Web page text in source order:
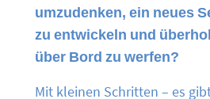
umzudenken, ein neues
zu entwickeln und
über Bord zu werfen?
Mit kleinen Schritten – es